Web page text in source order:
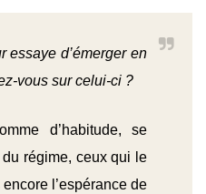
essaye d’émerger en
vous sur celui-ci ?
d’habitude, se
régime, ceux qui le
l’espérance de